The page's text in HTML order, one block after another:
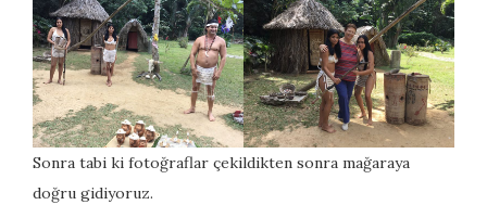
Sonra tabi ki fotoğraflar çekildikten sonra mağaraya
doğru gidiyoruz.